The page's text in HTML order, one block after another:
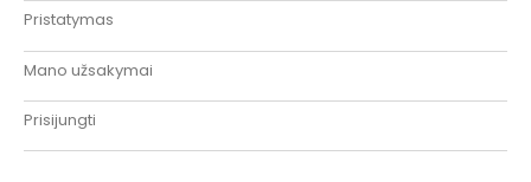
Pristatymas
Mano užsakymai
Prisijungti